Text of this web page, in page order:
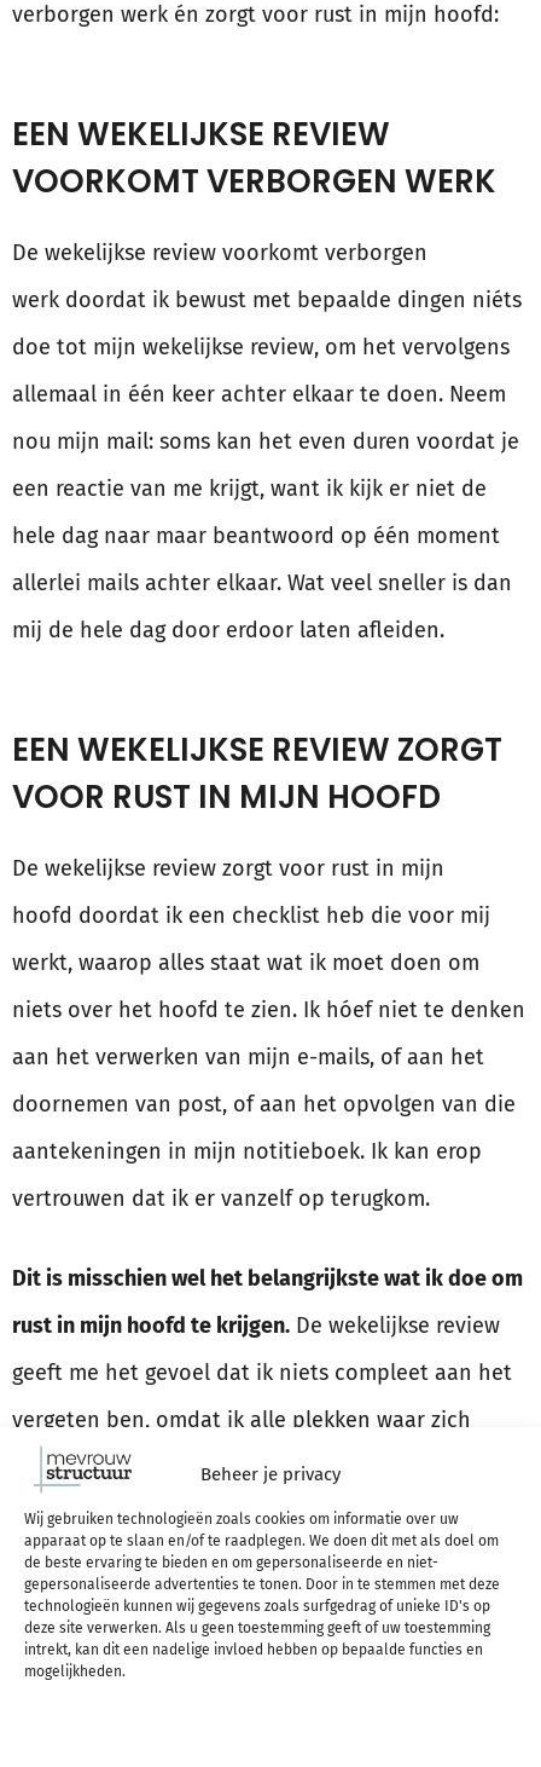
Beheer je privacy
Wij gebruiken technologieën zoals cookies om informatie over uw
apparaat op te slaan en/of te raadplegen. We doen dit met als doel om
de beste ervaring te bieden en om gepersonaliseerde en niet-
gepersonaliseerde advertenties te tonen. Door in te stemmen met deze
technologieën kunnen wij gegevens zoals surfgedrag of unieke ID's op
deze site verwerken. Als u geen toestemming geeft of uw toestemming
intrekt, kan dit een nadelige invloed hebben op bepaalde functies en
mogelijkheden.
verborgen werk én zorgt voor rust in mijn hoofd:
EEN WEKELIJKSE REVIEW
VOORKOMT VERBORGEN WERK
De wekelijkse review voorkomt verborgen
werk doordat ik bewust met bepaalde dingen niéts
doe tot mijn wekelijkse review, om het vervolgens
allemaal in één keer achter elkaar te doen. Neem
nou mijn mail: soms kan het even duren voordat je
een reactie van me krijgt, want ik kijk er niet de
hele dag naar maar beantwoord op één moment
allerlei mails achter elkaar. Wat veel sneller is dan
mij de hele dag door erdoor laten afleiden.
EEN WEKELIJKSE REVIEW ZORGT
VOOR RUST IN MIJN HOOFD
De wekelijkse review zorgt voor rust in mijn
hoofd doordat ik een checklist heb die voor mij
werkt, waarop alles staat wat ik moet doen om
niets over het hoofd te zien. Ik hóef niet te denken
aan het verwerken van mijn e-mails, of aan het
doornemen van post, of aan het opvolgen van die
aantekeningen in mijn notitieboek. Ik kan erop
vertrouwen dat ik er vanzelf op terugkom.
Dit is misschien wel het belangrijkste wat ik doe om
rust in mijn hoofd te krijgen. De wekelijkse review
geeft me het gevoel dat ik niets compleet aan het
vergeten ben, omdat ik alle plekken waar zich
dingen verzamelen controleer en bepaal wat ik
ermee moet doen.
Ga zelf aan de slag met